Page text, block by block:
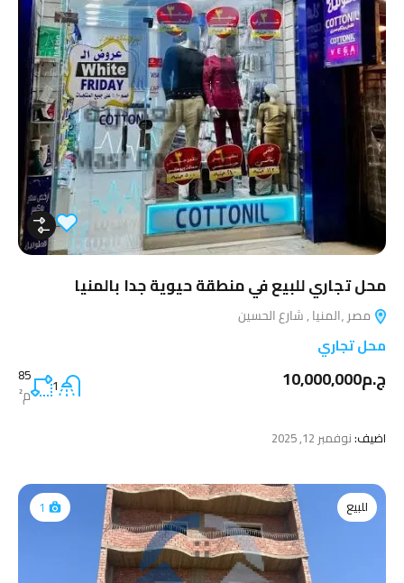
محل تجاري للبيع في منطقة حيوية جدا بالمنيا
مصر ،المنيا , شارع الحسين
محل تجاري
ج.م10,000,000 1
85
م²
اضيف:نوفمبر 12, 2025
للبيع 1